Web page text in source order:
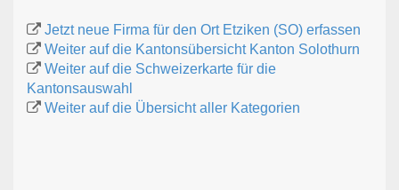
Jetzt neue Firma für den Ort Etziken (SO) erfassen
Weiter auf die Kantonsübersicht Kanton Solothurn
Weiter auf die Schweizerkarte für die
Kantonsauswahl
Weiter auf die Übersicht aller Kategorien